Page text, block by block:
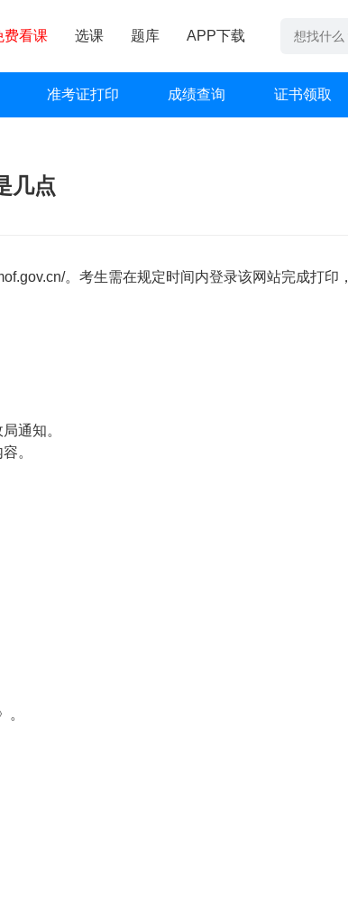
费看课 选课 题库 APP下载
准考证打印 成绩查询 证书领取
几点
。考生需在规定时间内登录该网站完成打印，
通知。
。
。